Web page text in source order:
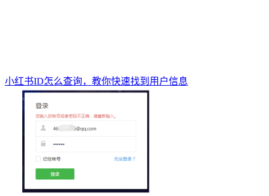
小红书ID怎么查询，教你快速找到用户信息